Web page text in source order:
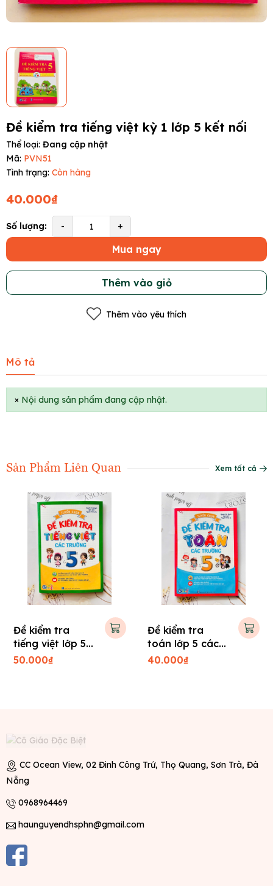
Đề kiểm tra tiếng việt kỳ 1 lớp 5 kết nối
Thể loại: Đang cập nhật
Mã: PVN51
Tình trạng: Còn hàng
40.000₫
Số lượng: - +
Mua ngay
Thêm vào giỏ
Thêm vào yêu thích
Mô tả
× Nội dung sản phẩm đang cập nhật.
Sản Phẩm Liên Quan Xem tất cả
Đề kiểm tra
tiếng việt lớp 5
các trường
50.000₫
Đề kiểm tra
toán lớp 5 các
trường
40.000₫
CC Ocean View, 02 Đinh Công Trứ, Thọ Quang, Sơn Trà, Đà
Nẵng
0968964469
haunguyendhsphn@gmail.com